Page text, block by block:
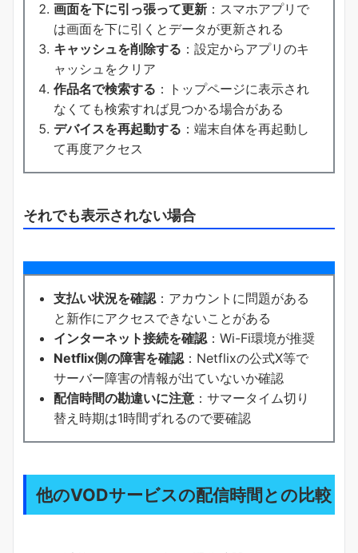
画面を下に引っ張って更新 ：スマホアプリで
は画面を下に引くとデータが更新される
キャッシュを削除する ：設定からアプリのキ
ャッシュをクリア
作品名で検索する ：トップページに表示され
なくても検索すれば見つかる場合がある
デバイスを再起動する ：端末自体を再起動し
て再度アクセス
それでも表示されない場合
支払い状況を確認 ：アカウントに問題がある
と新作にアクセスできないことがある
インターネット接続を確認 ：Wi-Fi環境が推奨
Netflix側の障害を確認 ：Netflixの公式X等で
サーバー障害の情報が出ていないか確認
配信時間の勘違いに注意 ：サマータイム切り
替え時期は1時間ずれるので要確認
他のVODサービスの配信時間との比較